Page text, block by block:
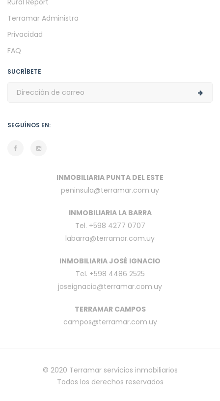
Terramar Administra
Privacidad
FAQ
SUCRÍBETE
SEGUÍNOS EN:
INMOBILIARIA PUNTA DEL ESTE
peninsula@terramar.com.uy
INMOBILIARIA LA BARRA
Tel. +598 4277 0707
labarra@terramar.com.uy
INMOBILIARIA JOSÉ IGNACIO
Tel. +598 4486 2525
joseignacio@terramar.com.uy
TERRAMAR CAMPOS
campos@terramar.com.uy
© 2020 Terramar servicios inmobiliarios
Todos los derechos reservados